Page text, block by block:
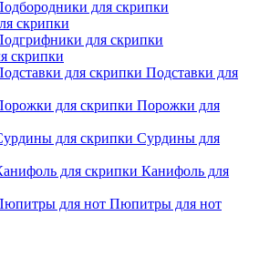
скрипки
скрипки
Подставки для
Порожки для
Сурдины для
Канифоль для
Пюпитры для нот